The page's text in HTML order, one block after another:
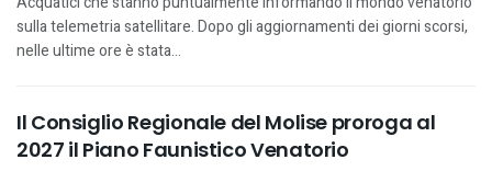
sulla telemetria satellitare. Dopo gli aggiornamenti dei giorni scorsi,
nelle ultime ore è stata...
Il Consiglio Regionale del Molise proroga al
2027 il Piano Faunistico Venatorio